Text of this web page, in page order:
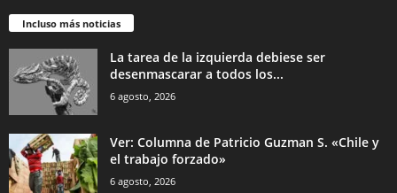
Incluso más noticias
La tarea de la izquierda debiese ser
desenmascarar a todos los...
6 agosto, 2026
Ver: Columna de Patricio Guzman S. «Chile y
el trabajo forzado»
6 agosto, 2026